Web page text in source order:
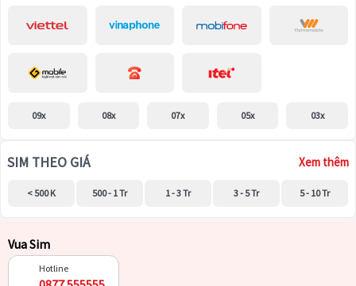
09x 08x 07x 05x 03x
SIM THEO GIÁ Xem thêm
< 500 K 500 - 1 Tr 1 - 3 Tr 3 - 5 Tr 5 - 10 Tr
Vua Sim
Hotline